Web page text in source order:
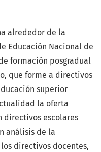
alrededor de la
Educación Nacional de
formación posgradual
que forme a directivos
superior
la oferta
directivos escolares
análisis de la
directivos docentes,